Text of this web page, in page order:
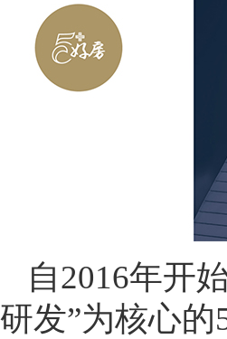
自2016年开
研发”为核心